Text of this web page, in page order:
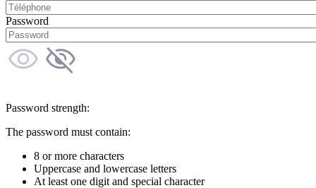
Password
Password strength:
The password must contain:
8 or more characters
Uppercase and lowercase letters
At least one digit and special character